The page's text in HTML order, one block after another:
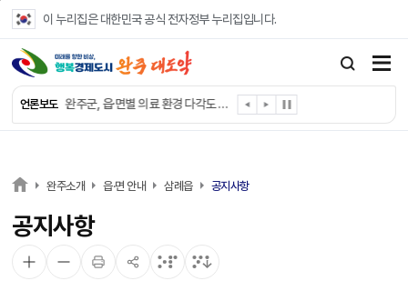
이 누리집은 대한민국 공식 전자정부 누리집입니다.
언론보도
완주군, ‘수의계약 총량제’ 개편 운영
완주군 청소년, 초록우산 지원으로 치과 치료
완주군, 읍·면별 의료 환경 다각도 진단한다
완주군, 모바일 헬스케어 “내 건강 변화 직접 확인”
전북은행, 완주군에 ‘시원키트’ 60세트 기탁
완주소개 읍·면 안내 삼례읍 공지사항
공지사항